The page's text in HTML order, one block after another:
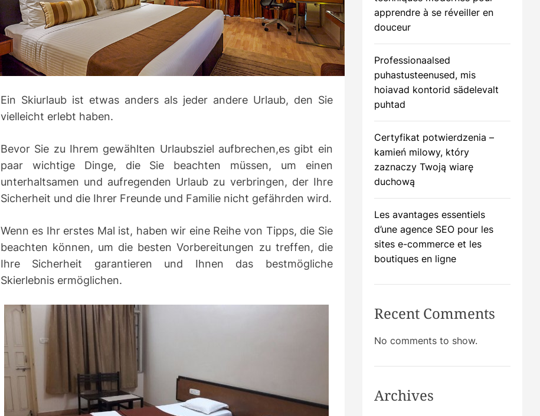
d
r
e
a
d
t
i
m
Ein Skiurlaub ist etwas anders als jeder andere Urlaub, den Sie
vielleicht erlebt haben.
Bevor Sie zu Ihrem gewählten Urlaubsziel aufbrechen,es gibt ein
paar wichtige Dinge, die Sie beachten müssen, um einen
unterhaltsamen und aufregenden Urlaub zu verbringen, der Ihre
Sicherheit und die Ihrer Freunde und Familie nicht gefährden wird.
Wenn es Ihr erstes Mal ist, haben wir eine Reihe von Tipps, die Sie
beachten können, um die besten Vorbereitungen zu treffen, die
Ihre Sicherheit garantieren und Ihnen das bestmögliche
Skierlebnis ermöglichen.
apprendre à se réveiller en
douceur
Professionaalsed
puhastusteenused, mis
hoiavad kontorid sädelevalt
puhtad
Certyfikat potwierdzenia –
kamień milowy, który
zaznaczy Twoją wiarę
duchową
Les avantages essentiels
d’une agence SEO pour les
sites e-commerce et les
boutiques en ligne
Recent Comments
No comments to show.
Archives